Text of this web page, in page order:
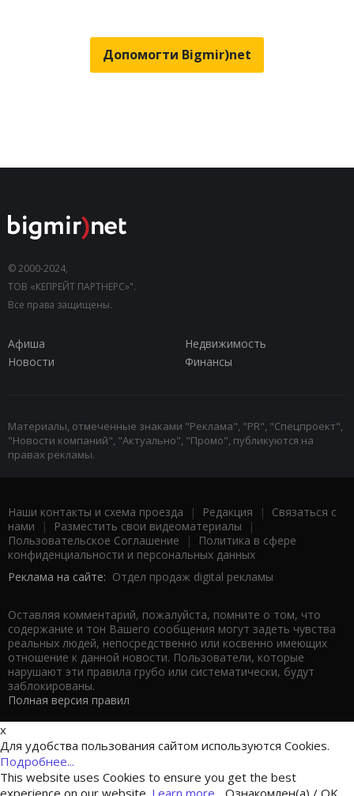
Допомогти Bigmir)net
© 2000-2024,
ТОВ «КЕПРЕЙТ ПАРТНЕРС»".
Все права защищены.
Афиша
Недвижимость
Новости
Финансы
Материалы, отмеченные знаками "Реклама", "PR", "Спецпроект",
"Новости компаний", "Актуально", "Промо", публикуются на
правах рекламы.
Наши контакты и схема проезда | Редакция | Связаться с
нами | Разместить свои видеоматериалы |
Пользовательское Соглашение |
Политика в сфере
конфиденциальности и персональных данных
Реклама на сайте: Отдел продаж digital рекламы
Оставляя комментарий, пожалуйста, помните о том, что
содержание и тон Вашего сообщения могут задеть чувства
реальных людей, непосредственно или косвенно имеющих
отношение к данной новости. Пользователи, которые
нарушают эти правила грубо или систематически, будут
заблокированы.
Полная версия правил
x
Для удобства пользования сайтом используются Cookies.
Подробнее...
This website uses Cookies to ensure you get the best